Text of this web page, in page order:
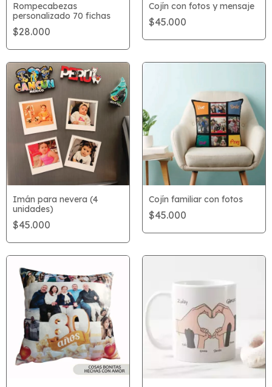
Rompecabezas
personalizado 70 fichas
$28.000
Cojín con fotos y mensaje
$45.000
Imán para nevera (4
unidades)
$45.000
Cojín familiar con fotos
$45.000